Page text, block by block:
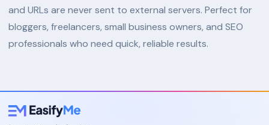
and URLs are never sent to external servers. Perfect for
bloggers, freelancers, small business owners, and SEO
professionals who need quick, reliable results.